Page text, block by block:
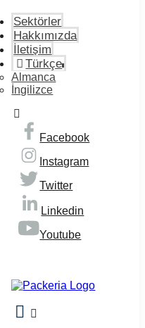
Sektörler
Hakkımızda
İletişim
Türkçe
Almanca
İngilizce
Facebook
Instagram
Twitter
Linkedin
Youtube